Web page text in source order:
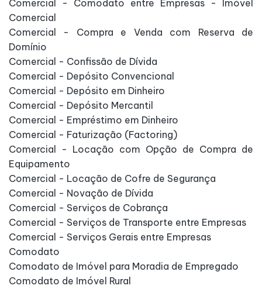
Comercial - Comodato entre Empresas - Imóvel
Comercial
Comercial - Compra e Venda com Reserva de
Domínio
Comercial - Confissão de Dívida
Comercial - Depósito Convencional
Comercial - Depósito em Dinheiro
Comercial - Depósito Mercantil
Comercial - Empréstimo em Dinheiro
Comercial - Faturização (Factoring)
Comercial - Locação com Opção de Compra de
Equipamento
Comercial - Locação de Cofre de Segurança
Comercial - Novação de Dívida
Comercial - Serviços de Cobrança
Comercial - Serviços de Transporte entre Empresas
Comercial - Serviços Gerais entre Empresas
Comodato
Comodato de Imóvel para Moradia de Empregado
Comodato de Imóvel Rural